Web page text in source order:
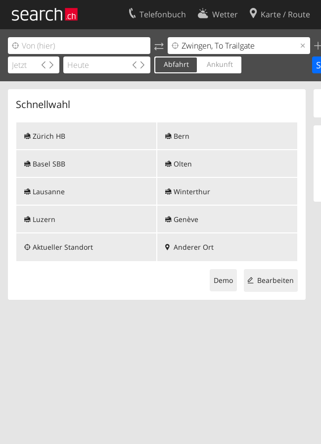
Telefonbuch Wetter Karte / Route
Abfahrt Ankunft
Schnellwahl
Zürich HB
Basel SBB
Lausanne
Luzern
Bern
Olten
Winterthur
Genève
Aktueller Standort Anderer Ort
Bearbeiten
Demo
Ihr Eintrag
Kundencenter Geschäftskunden
Kontakt
Nutzungsbedingungen